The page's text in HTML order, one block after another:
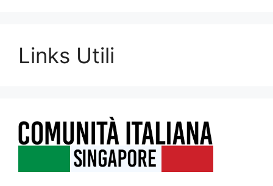
Links Utili